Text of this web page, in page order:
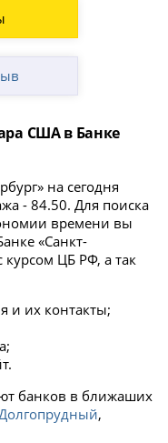
США в Банке
на сегодня
- 84.50. Для поиска
времени вы
«Санкт-
курсом ЦБ РФ, а так
и их контакты;
банков в ближаших
,